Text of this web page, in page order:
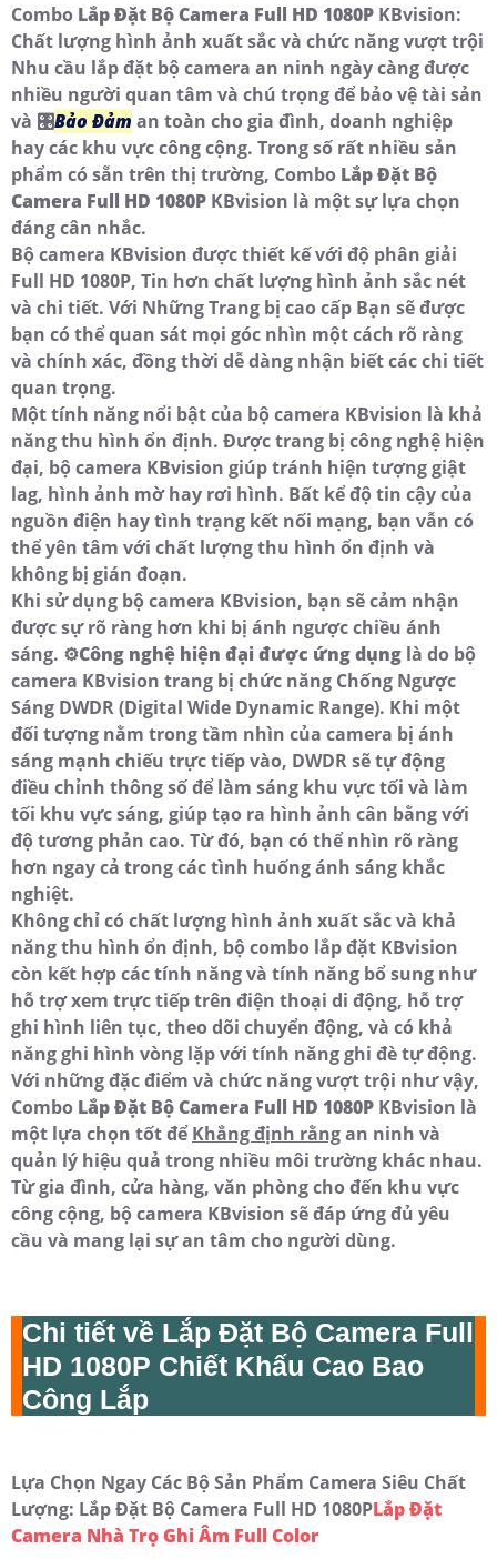
Combo Lắp Đặt Bộ Camera Full HD 1080P KBvision:
Chất lượng hình ảnh xuất sắc và chức năng vượt trội
Nhu cầu lắp đặt bộ camera an ninh ngày càng được
nhiều người quan tâm và chú trọng để bảo vệ tài sản
và 🎛Bảo Đảm an toàn cho gia đình, doanh nghiệp
hay các khu vực công cộng. Trong số rất nhiều sản
phẩm có sẵn trên thị trường, Combo Lắp Đặt Bộ
Camera Full HD 1080P KBvision là một sự lựa chọn
đáng cân nhắc.
Bộ camera KBvision được thiết kế với độ phân giải
Full HD 1080P, Tin hơn chất lượng hình ảnh sắc nét
và chi tiết. Với Những Trang bị cao cấp Bạn sẽ được
bạn có thể quan sát mọi góc nhìn một cách rõ ràng
và chính xác, đồng thời dễ dàng nhận biết các chi tiết
quan trọng.
Một tính năng nổi bật của bộ camera KBvision là khả
năng thu hình ổn định. Được trang bị công nghệ hiện
đại, bộ camera KBvision giúp tránh hiện tượng giật
lag, hình ảnh mờ hay rơi hình. Bất kể độ tin cậy của
nguồn điện hay tình trạng kết nối mạng, bạn vẫn có
thể yên tâm với chất lượng thu hình ổn định và
không bị gián đoạn.
Khi sử dụng bộ camera KBvision, bạn sẽ cảm nhận
được sự rõ ràng hơn khi bị ánh ngược chiều ánh
sáng. ⚙Công nghệ hiện đại được ứng dụng là do bộ
camera KBvision trang bị chức năng Chống Ngược
Sáng DWDR (Digital Wide Dynamic Range). Khi một
đối tượng nằm trong tầm nhìn của camera bị ánh
sáng mạnh chiếu trực tiếp vào, DWDR sẽ tự động
điều chỉnh thông số để làm sáng khu vực tối và làm
tối khu vực sáng, giúp tạo ra hình ảnh cân bằng với
độ tương phản cao. Từ đó, bạn có thể nhìn rõ ràng
hơn ngay cả trong các tình huống ánh sáng khắc
nghiệt.
Không chỉ có chất lượng hình ảnh xuất sắc và khả
năng thu hình ổn định, bộ combo lắp đặt KBvision
còn kết hợp các tính năng và tính năng bổ sung như
hỗ trợ xem trực tiếp trên điện thoại di động, hỗ trợ
ghi hình liên tục, theo dõi chuyển động, và có khả
năng ghi hình vòng lặp với tính năng ghi đè tự động.
Với những đặc điểm và chức năng vượt trội như vậy,
Combo Lắp Đặt Bộ Camera Full HD 1080P KBvision là
một lựa chọn tốt đểKhẳng định rằngan ninh và
quản lý hiệu quả trong nhiều môi trường khác nhau.
Từ gia đình, cửa hàng, văn phòng cho đến khu vực
công cộng, bộ camera KBvision sẽ đáp ứng đủ yêu
cầu và mang lại sự an tâm cho người dùng.
Chi tiết về Lắp Đặt Bộ Camera Full
HD 1080P Chiết Khấu Cao Bao
Công Lắp
Lựa Chọn Ngay Các Bộ Sản Phẩm Camera Siêu Chất
Lượng: Lắp Đặt Bộ Camera Full HD 1080PLắp Đặt
Camera Nhà Trọ Ghi Âm Full Color